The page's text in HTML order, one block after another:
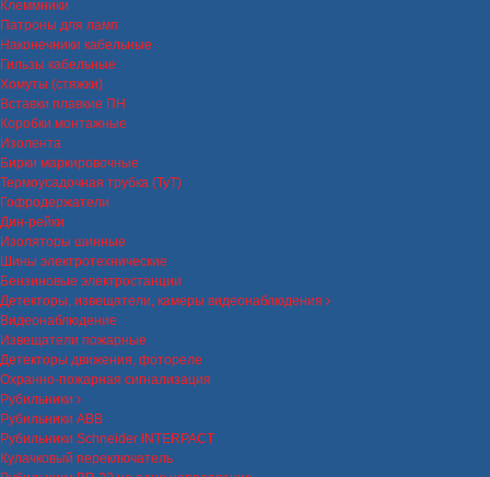
Клеммники
Патроны для ламп
Наконечники кабельные
Гильзы кабельные
Хомуты (стяжки)
Вставки плавкие ПН
Коробки монтажные
Изолента
Бирки маркировочные
Термоусадочная трубка (ТуТ)
Гофродержатели
Дин-рейки
Изоляторы шинные
Шины электротехнические
Бензиновые электростанции
Детекторы, извещатели, камеры видеонаблюдения
Видеонаблюдение
Извещатели пожарные
Детекторы движения, фотореле
Охранно-пожарная сигнализация
Рубильники
Рубильники ABB
Рубильники Schneider INTERPACT
Кулачковый переключатель